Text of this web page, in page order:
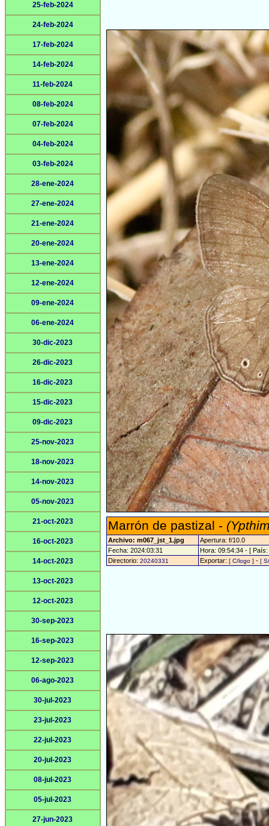
25-feb-2024
24-feb-2024
17-feb-2024
14-feb-2024
11-feb-2024
08-feb-2024
07-feb-2024
04-feb-2024
03-feb-2024
28-ene-2024
27-ene-2024
21-ene-2024
20-ene-2024
13-ene-2024
12-ene-2024
09-ene-2024
06-ene-2024
30-dic-2023
26-dic-2023
16-dic-2023
15-dic-2023
09-dic-2023
25-nov-2023
18-nov-2023
14-nov-2023
05-nov-2023
21-oct-2023
16-oct-2023
14-oct-2023
13-oct-2023
12-oct-2023
30-sep-2023
16-sep-2023
12-sep-2023
06-ago-2023
30-jul-2023
23-jul-2023
22-jul-2023
20-jul-2023
08-jul-2023
05-jul-2023
27-jun-2023
Marrón de pastizal -
Archivo: m067_jst_1.jpg
Apertura: f/10.0
Fecha: 2024:03:31
Hora: 09:54:34 - [ País:
Directorio: 20240331 Exportar: [ C/logo ] - [